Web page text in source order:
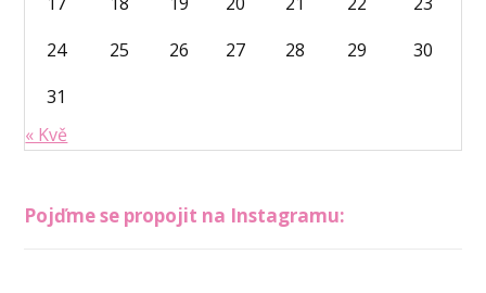
24
25 26 27 28 29
30
31
« Kvě
Pojďme se propojit na Instagramu: